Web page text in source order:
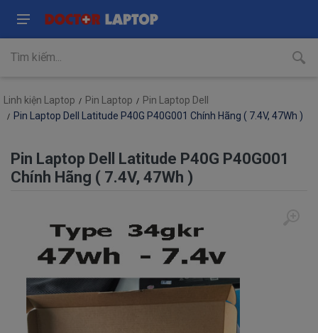
Linh kiện Laptop Pin Laptop
Pin Laptop Dell
Pin Laptop Dell Latitude P40G P40G001 Chính Hãng ( 7.4V, 47Wh )
Pin Laptop Dell Latitude P40G P40G001
Chính Hãng ( 7.4V, 47Wh )